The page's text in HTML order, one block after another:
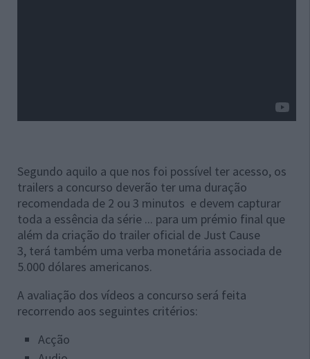
Segundo aquilo a que nos foi possível ter acesso, os
trailers a concurso deverão ter uma duração
recomendada de 2 ou 3 minutos e devem capturar
toda a essência da série ... para um prémio final que
além da criação do trailer oficial de Just Cause
3, terá também uma verba monetária associada de
5.000 dólares americanos.
A avaliação dos vídeos a concurso será feita
recorrendo aos seguintes critérios:
Acção